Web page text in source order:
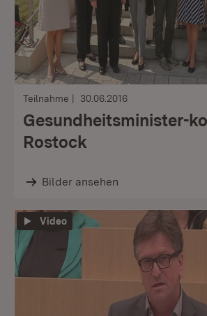
Teilnahme 30.06.2016
Gesundheitsminister-
Rostock
Bilder ansehen
Video